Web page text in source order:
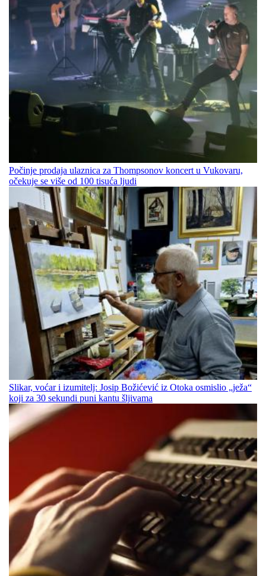
Počinje prodaja ulaznica za Thompsonov koncert u Vukovaru,
očekuje se više od 100 tisuća ljudi
Slikar, voćar i izumitelj: Josip Božićević iz Otoka osmislio „ježa“
koji za 30 sekundi puni kantu šljivama